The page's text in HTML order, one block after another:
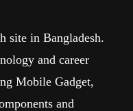
site in Bangladesh.
and career
Mobile Gadget,
and